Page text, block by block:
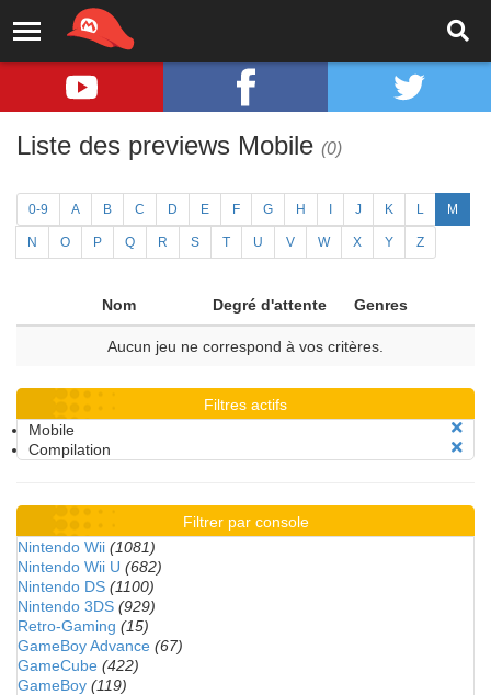
Liste des previews Mobile (0)
0-9 A B C D E F G H J K L M
N O P Q R S T U V W X Y Z
Nom Degré d'attente Genres
Aucun jeu ne correspond à vos critères.
Filtres actifs
Mobile
Compilation
Filtrer par console
Nintendo Wii (1081)
Nintendo Wii U (682)
Nintendo DS (1100)
Nintendo 3DS (929)
Retro-Gaming (15)
GameBoy Advance (67)
GameCube (422)
GameBoy (119)